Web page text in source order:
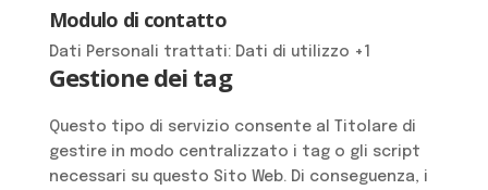
Modulo di contatto
Dati Personali trattati: Dati di utilizzo +1
Gestione dei tag
Questo tipo di servizio consente al Titolare di
gestire in modo centralizzato i tag o gli script
necessari su questo Sito Web. Di conseguenza, i